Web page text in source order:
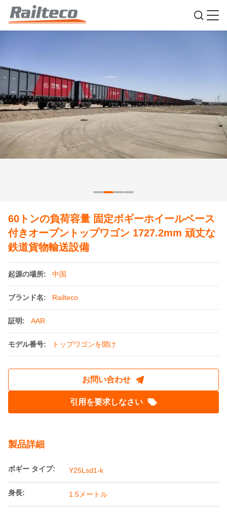
60トンの負荷容量 固定ボギーホイールベース
付きオープントップワゴン 1727.2mm 頑丈な
鉄道貨物輸送設備
起源の場所: 中国
ブランド名: Railteco
証明: AAR
モデル番号: トップワゴンを開け
お問い合わせ
引用を要求しなさい
製品詳細
ボギー タイプ: Y25Lsd1-k
身長: 1.5メートル